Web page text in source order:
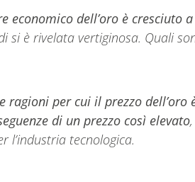
economico dell’oro è cresciuto
si è rivelata vertiginosa. Quali
ragioni per cui il prezzo
di un prezzo così elevato
l’industria tecnologica.